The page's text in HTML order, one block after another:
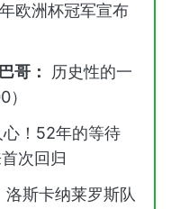
欧洲杯冠军宣布
哥：
历史性的一
心！52年的等待
次回归
洛斯卡纳莱罗斯队